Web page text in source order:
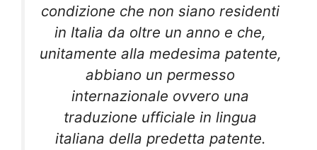
condizione che non siano residenti
in Italia da oltre un anno e che,
unitamente alla medesima patente,
abbiano un permesso
internazionale ovvero una
traduzione ufficiale in lingua
italiana della predetta patente.